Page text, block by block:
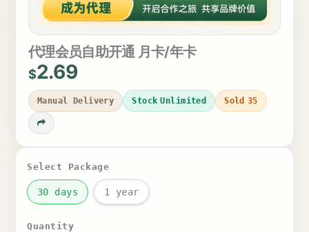
代理会员自助开通 月卡/年卡
$2.69
Manual Delivery Stock Unlimited Sold 35
Select Package
30 days 1 year
Quantity